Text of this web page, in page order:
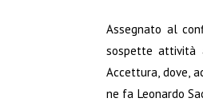
Assegnato al
sospette attività
Accettura, dove,
ne fa Leonardo